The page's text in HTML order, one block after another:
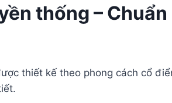
thống –
thiết kế theo phong cách cổ